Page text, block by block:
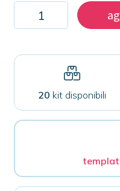
Kit
specchietti
quantità
20 kit disponibili